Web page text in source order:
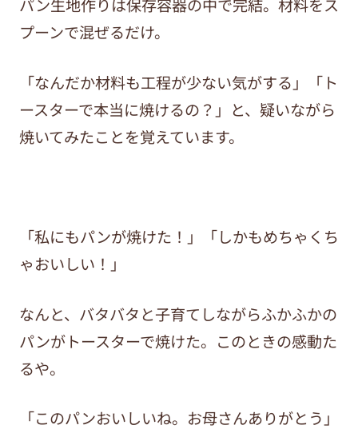
パン生地作りは保存容器の中で完結。材料をス
プーンで混ぜるだけ。
「なんだか材料も工程が少ない気がする」「ト
ースターで本当に焼けるの？」と、疑いながら
焼いてみたことを覚えています。
「私にもパンが焼けた！」「しかもめちゃくち
ゃおいしい！」
なんと、バタバタと子育てしながらふかふかの
パンがトースターで焼けた。このときの感動た
るや。
「このパンおいしいね。お母さんありがとう」